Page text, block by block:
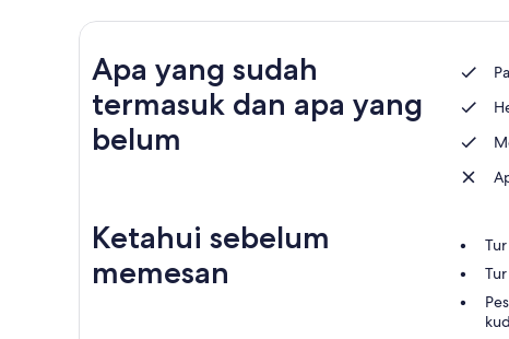
Apa yang sudah
termasuk dan apa yang
belum
Ketahui sebelum
memesan